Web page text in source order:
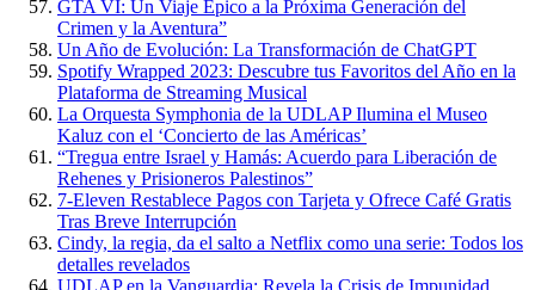
GTA VI: Un Viaje Épico a la Próxima Generación del
Crimen y la Aventura”
Un Año de Evolución: La Transformación de ChatGPT
Spotify Wrapped 2023: Descubre tus Favoritos del Año en la
Plataforma de Streaming Musical
La Orquesta Symphonia de la UDLAP Ilumina el Museo
Kaluz con el ‘Concierto de las Américas’
“Tregua entre Israel y Hamás: Acuerdo para Liberación de
Rehenes y Prisioneros Palestinos”
7-Eleven Restablece Pagos con Tarjeta y Ofrece Café Gratis
Tras Breve Interrupción
Cindy, la regia, da el salto a Netflix como una serie: Todos los
detalles revelados
UDLAP en la Vanguardia: Revela la Crisis de Impunidad